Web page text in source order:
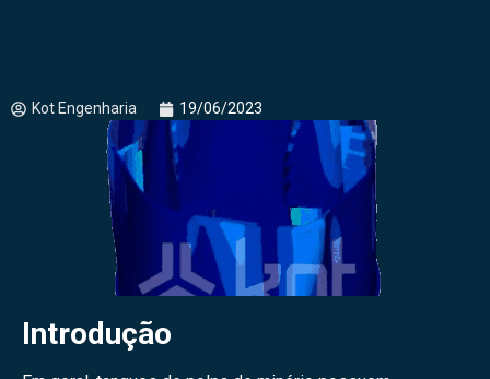
Kot Engenharia 19/06/2023
Introdução